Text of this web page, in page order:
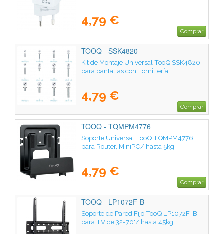
4,79 €
Comprar
TOOQ - SSK4820
Kit de Montaje Universal TooQ SSK4820
para pantallas con Tornillería
4,79 €
Comprar
TOOQ - TQMPM4776
Soporte Universal TooQ TQMPM4776
para Router, MiniPC/ hasta 5kg
4,79 €
Comprar
TOOQ - LP1072F-B
Soporte de Pared Fijo TooQ LP1072F-B
para TV de 32-70"/ hasta 45kg